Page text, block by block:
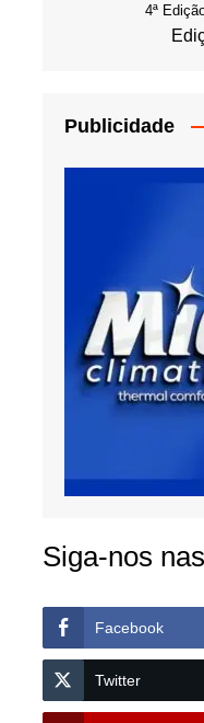
4ª
Publicidade
Siga-nos
Facebook
Twitter